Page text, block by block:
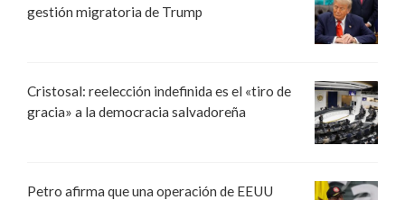
gestión migratoria de Trump
Cristosal: reelección indefinida es el «tiro de
gracia» a la democracia salvadoreña
Petro afirma que una operación de EEUU